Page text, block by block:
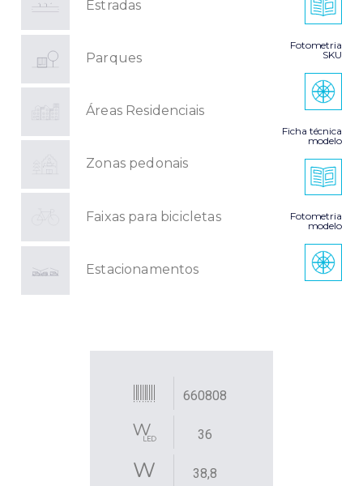
Estradas
Parques
Áreas Residenciais
Zonas pedonais
Faixas para bicicletas
Estacionamentos
Fotometria
SKU
Ficha técnica
modelo
Fotometria
modelo
660808
36
38,8